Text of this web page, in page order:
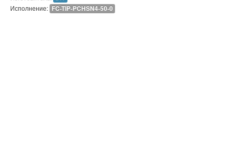
Исполнение: FC-TIP-PCHSN4-50-0